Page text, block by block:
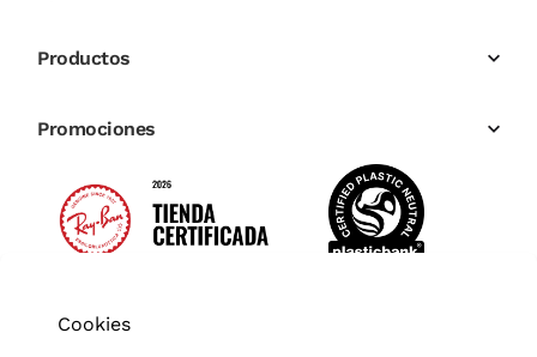
Productos
Promociones
Cookies